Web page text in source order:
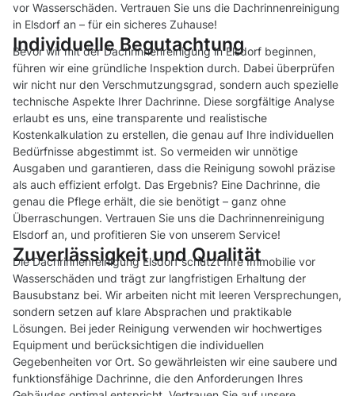
vor Wasserschäden. Vertrauen Sie uns die Dachrinnenreinigung
in Elsdorf an – für ein sicheres Zuhause!
Individuelle Begutachtung
Bevor wir mit der Dachrinnenreinigung in Elsdorf beginnen,
führen wir eine gründliche Inspektion durch. Dabei überprüfen
wir nicht nur den Verschmutzungsgrad, sondern auch spezielle
technische Aspekte Ihrer Dachrinne. Diese sorgfältige Analyse
erlaubt es uns, eine transparente und realistische
Kostenkalkulation zu erstellen, die genau auf Ihre individuellen
Bedürfnisse abgestimmt ist. So vermeiden wir unnötige
Ausgaben und garantieren, dass die Reinigung sowohl präzise
als auch effizient erfolgt. Das Ergebnis? Eine Dachrinne, die
genau die Pflege erhält, die sie benötigt – ganz ohne
Überraschungen. Vertrauen Sie uns die Dachrinnenreinigung
Elsdorf an, und profitieren Sie von unserem Service!
Zuverlässigkeit und Qualität
Die Dachrinnenreinigung Elsdorf schützt Ihre Immobilie vor
Wasserschäden und trägt zur langfristigen Erhaltung der
Bausubstanz bei. Wir arbeiten nicht mit leeren Versprechungen,
sondern setzen auf klare Absprachen und praktikable
Lösungen. Bei jeder Reinigung verwenden wir hochwertiges
Equipment und berücksichtigen die individuellen
Gegebenheiten vor Ort. So gewährleisten wir eine saubere und
funktionsfähige Dachrinne, die den Anforderungen Ihres